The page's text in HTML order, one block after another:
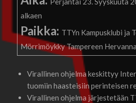
alkaen
Paikka: TTYn Kampusklubi ja
Mörrimöykky Tampereen
Virallinen ohjelma keskittyy
tuomiin haasteisiin perinteisen
Virallinen ohjelma järjestetään